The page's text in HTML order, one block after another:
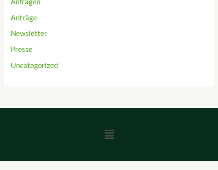
Anfragen
Anträge
Newsletter
Presse
Uncategorized